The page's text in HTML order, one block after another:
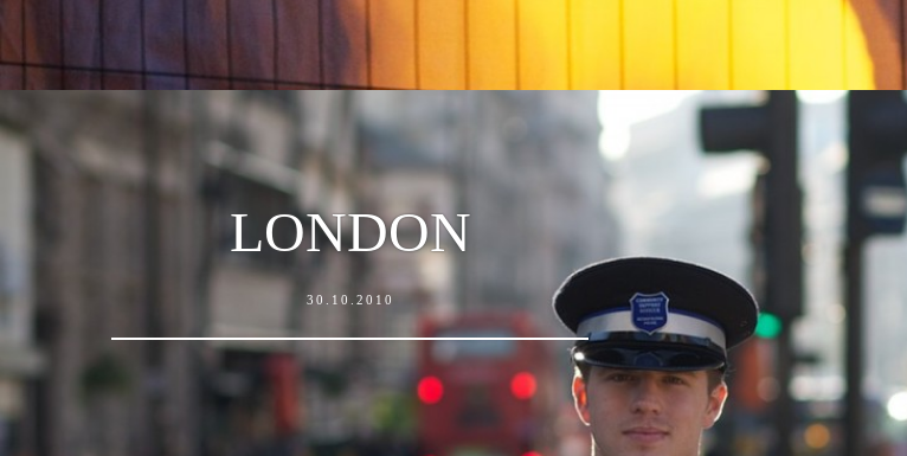
LONDON
30.10.2010